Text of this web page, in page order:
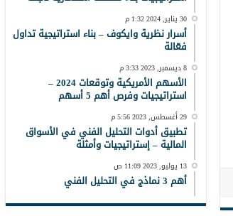
30 يناير, 2024 1:32 م
أسرار نظرية وايكوف – بناء استراتيجية تداول
فعّالة
8 ديسمبر, 2023 3:33 م
الأسهم الأمريكية وتوقعات 2024 –
استراتيجيات وفرص أهم 5 أسهم
29 أغسطس, 2023 5:56 م
تطبيق أدوات التحليل الفني في الأسواق
المالية – إستراتيجيات وأمثلة
13 يوليو, 2023 11:09 ص
أهم 3 نماذج في التحليل الفني